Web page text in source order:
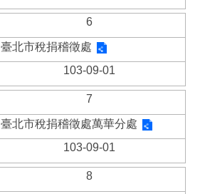
6
臺北市稅捐稽徵處
103-09-01
7
臺北市稅捐稽徵處萬華分處
103-09-01
8